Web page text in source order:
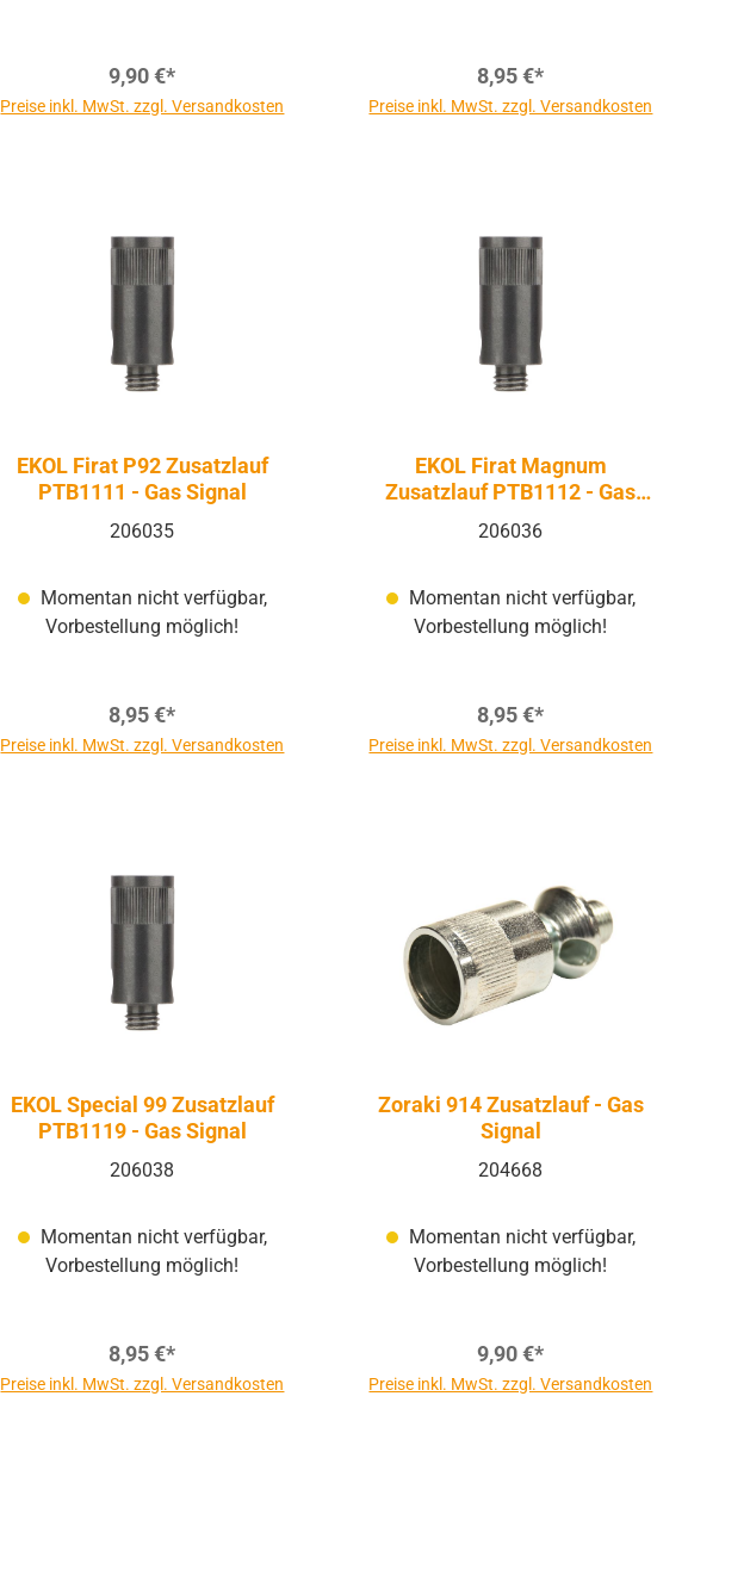
9,90 €*
Preise inkl. MwSt. zzgl. Versandkosten
8,95 €*
Preise inkl. MwSt. zzgl. Versandkosten
EKOL Firat P92 Zusatzlauf
PTB1111 - Gas Signal
206035
Momentan nicht verfügbar,
Vorbestellung möglich!
8,95 €*
Preise inkl. MwSt. zzgl. Versandkosten
EKOL Firat Magnum
Zusatzlauf PTB1112 - Gas
Signal
206036
Momentan nicht verfügbar,
Vorbestellung möglich!
8,95 €*
Preise inkl. MwSt. zzgl. Versandkosten
EKOL Special 99 Zusatzlauf
PTB1119 - Gas Signal
206038
Momentan nicht verfügbar,
Vorbestellung möglich!
8,95 €*
Preise inkl. MwSt. zzgl. Versandkosten
Zoraki 914 Zusatzlauf - Gas
Signal
204668
Momentan nicht verfügbar,
Vorbestellung möglich!
9,90 €*
Preise inkl. MwSt. zzgl. Versandkosten